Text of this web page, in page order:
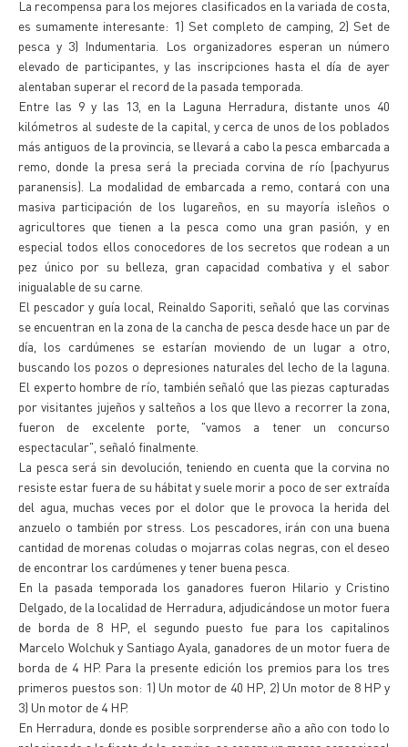
La recompensa para los mejores clasificados en la variada de costa,
es sumamente interesante: 1) Set completo de camping, 2) Set de
pesca y 3) Indumentaria. Los organizadores esperan un número
elevado de participantes, y las inscripciones hasta el día de ayer
alentaban superar el record de la pasada temporada.
Entre las 9 y las 13, en la Laguna Herradura, distante unos 40
kilómetros al sudeste de la capital, y cerca de unos de los poblados
más antiguos de la provincia, se llevará a cabo la pesca embarcada a
remo, donde la presa será la preciada corvina de río (pachyurus
paranensis). La modalidad de embarcada a remo, contará con una
masiva participación de los lugareños, en su mayoría isleños o
agricultores que tienen a la pesca como una gran pasión, y en
especial todos ellos conocedores de los secretos que rodean a un
pez único por su belleza, gran capacidad combativa y el sabor
inigualable de su carne.
El pescador y guía local, Reinaldo Saporiti, señaló que las corvinas
se encuentran en la zona de la cancha de pesca desde hace un par de
día, los cardúmenes se estarían moviendo de un lugar a otro,
buscando los pozos o depresiones naturales del lecho de la laguna.
El experto hombre de río, también señaló que las piezas capturadas
por visitantes jujeños y salteños a los que llevo a recorrer la zona,
fueron de excelente porte, "vamos a tener un concurso
espectacular", señaló finalmente.
La pesca será sin devolución, teniendo en cuenta que la corvina no
resiste estar fuera de su hábitat y suele morir a poco de ser extraída
del agua, muchas veces por el dolor que le provoca la herida del
anzuelo o también por stress. Los pescadores, irán con una buena
cantidad de morenas coludas o mojarras colas negras, con el deseo
de encontrar los cardúmenes y tener buena pesca.
En la pasada temporada los ganadores fueron Hilario y Cristino
Delgado, de la localidad de Herradura, adjudicándose un motor fuera
de borda de 8 HP, el segundo puesto fue para los capitalinos
Marcelo Wolchuk y Santiago Ayala, ganadores de un motor fuera de
borda de 4 HP. Para la presente edición los premios para los tres
primeros puestos son: 1) Un motor de 40 HP, 2) Un motor de 8 HP y
3) Un motor de 4 HP.
En Herradura, donde es posible sorprenderse año a año con todo lo